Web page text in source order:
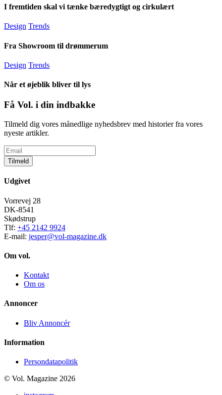
I fremtiden skal vi tænke bæredygtigt og cirkulært
Design Trends
Fra Showroom til drømmerum
Design Trends
Når et øjeblik bliver til lys
Få Vol. i din indbakke
Tilmeld dig vores månedlige nyhedsbrev med historier fra vores
nyeste artikler.
Tilmeld
Udgivet
Vorrevej 28
DK-8541
Skødstrup
Tlf: +45 2142 9924
E-mail: jesper@vol-magazine.dk
Om vol.
Kontakt
Om os
Annoncer
Bliv Annoncér
Information
Persondatapolitik
© Vol. Magazine 2026